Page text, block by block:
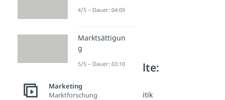
Weitere Inhalte:
Kommunikationspolitik
4/5 – Dauer: 04:09
Marktsättigun
g
5/5 – Dauer: 03:10
Marketing
Marktforschung